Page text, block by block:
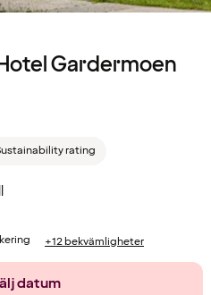
Gardermoen
rating
+12 bekvämligheter
datum